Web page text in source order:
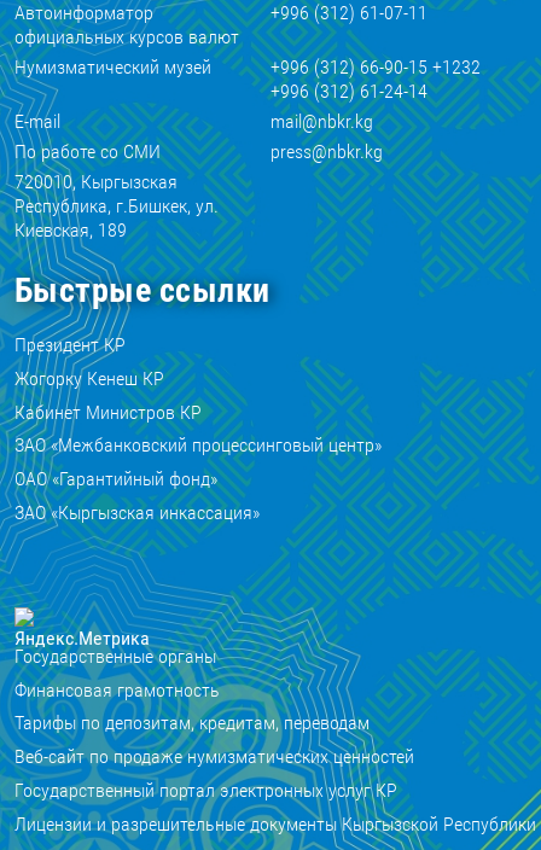
Автоинформатор
официальных курсов валют
+996 (312) 61-07-11
Нумизматический музей
+996 (312) 66-90-15 +1232
+996 (312) 61-24-14
E-mail
mail@nbkr.kg
По работе со СМИ
press@nbkr.kg
720010, Кыргызская
Республика, г.Бишкек, ул.
Киевская, 189
Быстрые ссылки
Президент КР
Жогорку Кенеш КР
Кабинет Министров КР
ЗАО «Межбанковский процессинговый центр»
ОАО «Гарантийный фонд»
ЗАО «Кыргызская инкассация»
Государственные органы
Финансовая грамотность
Тарифы по депозитам, кредитам, переводам
Веб-сайт по продаже нумизматических ценностей
Государственный портал электронных услуг КР
Лицензии и разрешительные документы Кыргызской Республики